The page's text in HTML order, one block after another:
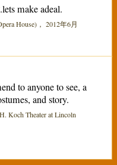
make adeal.
House)， 2012年6月
to anyone to see, a
and story.
Koch Theater at Lincoln